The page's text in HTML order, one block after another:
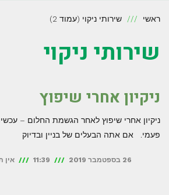
ראשי שירותי ניקוי (עמוד 2)
שירותי ניקוי
ניקיון אחרי שיפוץ
ניקיון אחרי שיפוץ לאחר הגשמת החלום – עכשיו
פעמי. אם אתה הבעלים של בניין ובדיוק
26 בספטמבר 2019 11:39 אין